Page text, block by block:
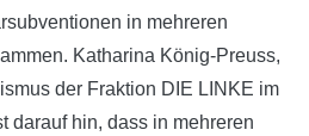
in mehreren
Katharina König-Preuss,
der Fraktion DIE LINKE im
darauf hin, dass in mehreren